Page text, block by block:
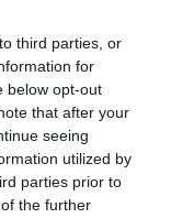
third parties, or
for
below opt-out
that after your
seeing
utilized by
parties prior to
the further